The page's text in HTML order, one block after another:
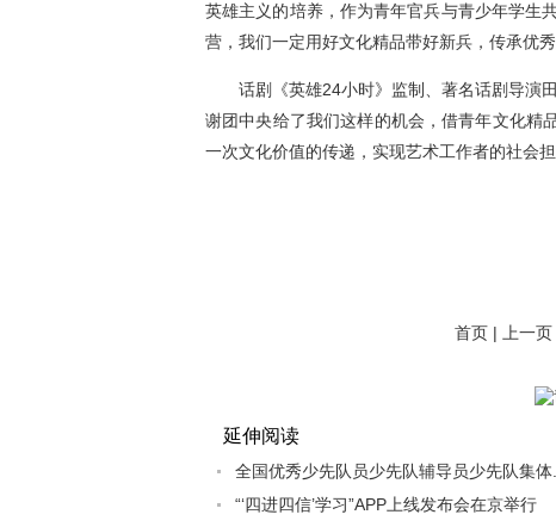
英雄主义的培养，作为青年官兵与青少年学生
营，我们一定用好文化精品带好新兵，传承优
话剧《英雄24小时》监制、著名话剧导演田
谢团中央给了我们这样的机会，借青年文化精
一次文化价值的传递，实现艺术工作者的社会
首页 | 上一页
延伸阅读
全国优秀少先队员少先队辅导员少先队集体...
“‘四进四信’学习”APP上线发布会在京举行